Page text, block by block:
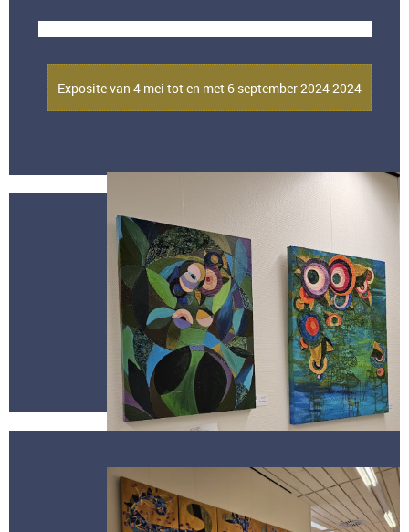
Exposite van 4 mei tot en met 6 september 2024 2024